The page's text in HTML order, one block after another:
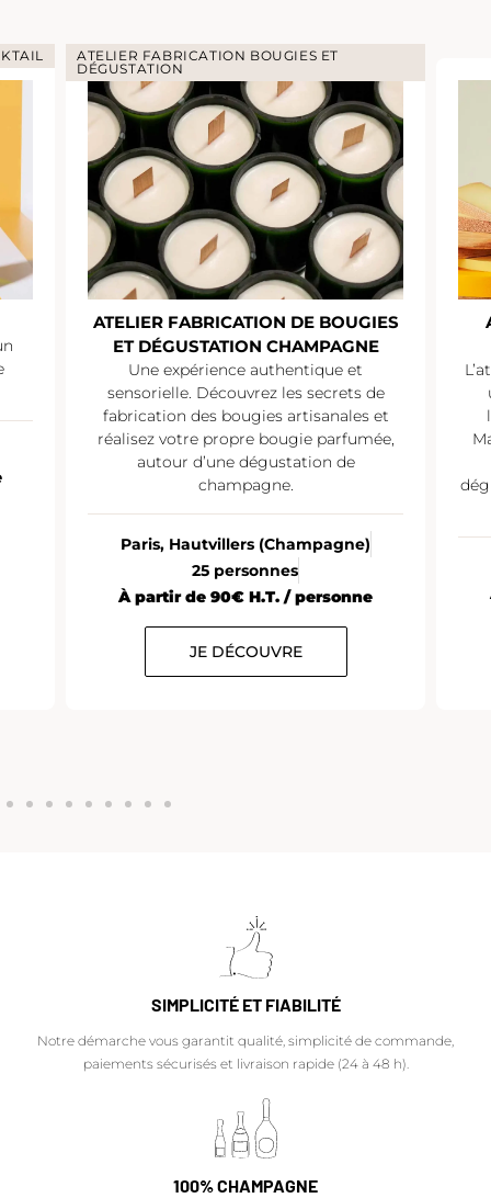
ATELIER FABRICATION BOUGIES ET
DÉGUSTATION
ATELIER FABRICATION DE BOUGIES
ET DÉGUSTATION CHAMPAGNE
Une expérience authentique et
sensorielle. Découvrez les secrets de
fabrication des bougies artisanales et
réalisez votre propre bougie parfumée,
autour d’une dégustation de
champagne.
Paris, Hautvillers (Champagne)
25 personnes
À partir de 90€ H.T. / personne
JE DÉCOUVRE
SIMPLICITÉ ET FIABILITÉ
Notre démarche vous garantit qualité, simplicité de commande,
paiements sécurisés et livraison rapide (24 à 48 h).
100% CHAMPAGNE